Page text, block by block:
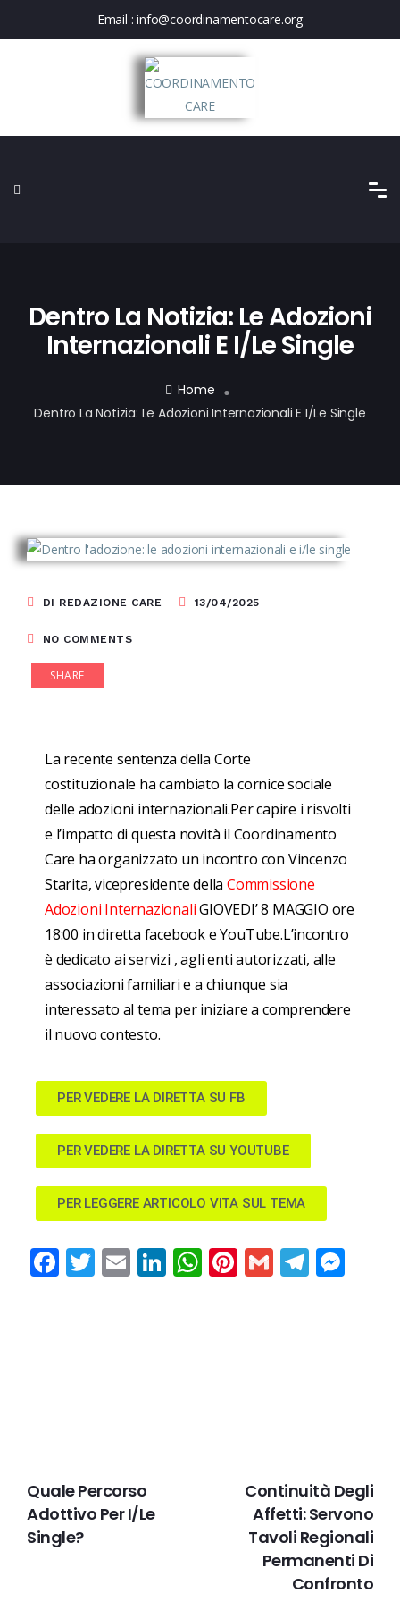
Email :info@coordinamentocare.org
Dentro La Notizia: Le Adozioni
Internazionali E I/le Single
Home
Dentro La Notizia: Le Adozioni Internazionali E I/le Single
DI REDAZIONE CARE 13/04/2025
NO COMMENTS
SHARE
La recente sentenza della Corte
costituzionale ha cambiato la cornice sociale
delle adozioni internazionali.Per capire i risvolti
e l’impatto di questa novità il Coordinamento
Care ha organizzato un incontro con Vincenzo
Starita, vicepresidente dellaCommissione
Adozioni InternazionaliGIOVEDI’ 8 MAGGIO ore
18:00 in diretta facebook e YouTube.L’incontro
è dedicato ai servizi , agli enti autorizzati, alle
associazioni familiari e a chiunque sia
interessato al tema per iniziare a comprendere
il nuovo contesto.
PER VEDERE LA DIRETTA SU FB
PER VEDERE LA DIRETTA SU YOUTUBE
PER LEGGERE ARTICOLO VITA SUL TEMA
Facebook
Twitter
EmailLinkedIn
WhatsApp
Pinterest
Gmail
Quale Percorso
Adottivo Per I/le
Single?
Continuità Degli
Affetti: Servono
Tavoli Regionali
Permanenti Di
Confronto